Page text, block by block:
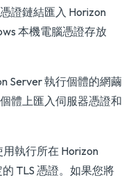
證鏈結匯入 Horizon
本機電腦憑證存放
Server 執行個體的網繭
體上匯入伺服器憑證和
執行所在 Horizon
TLS 憑證。如果您將